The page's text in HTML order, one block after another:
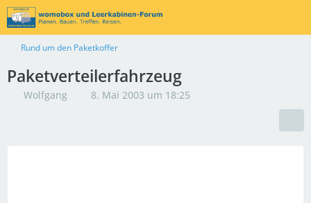
Rund um den Paketkoffer
Paketverteilerfahrzeug
Wolfgang 8. Mai 2003 um 18:25